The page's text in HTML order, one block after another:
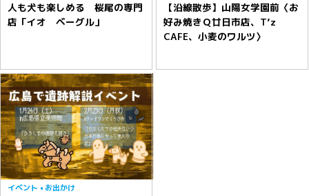
人も犬も楽しめる 桜尾の専門
店「イオ ベーグル」
【沿線散歩】山陽女学園前〈お
好み焼きＱ廿日市店、T’z
CAFE、小麦のワルツ〉
イベント お出かけ